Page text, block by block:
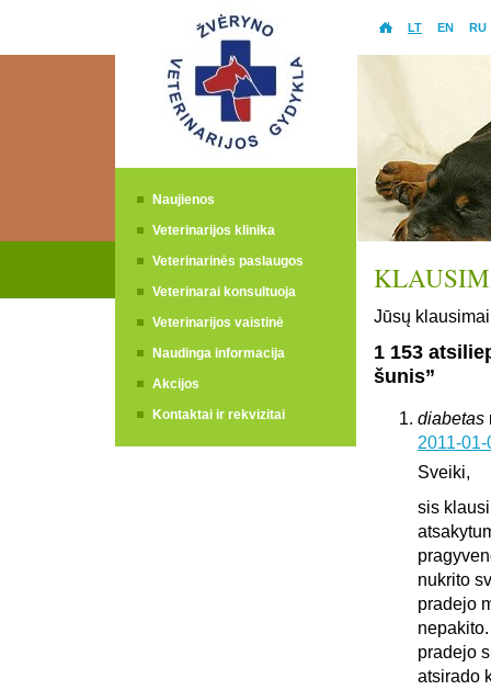
Naujienos
Veterinarijos klinika
Veterinarinės paslaugos
Veterinarai konsultuoja
Veterinarijos vaistinė
Naudinga informacija
Akcijos
Kontaktai ir rekvizitai
LT EN RU
Jūsų
1 153
šunis”
diabetas
2011-
Sveiki,
sis
nukrito
pradejo
pradejo
atsirado